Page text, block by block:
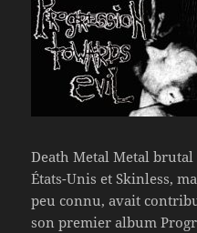
Death Metal Metal
États-Unis et Skinless,
peu connu, avait
son premier album